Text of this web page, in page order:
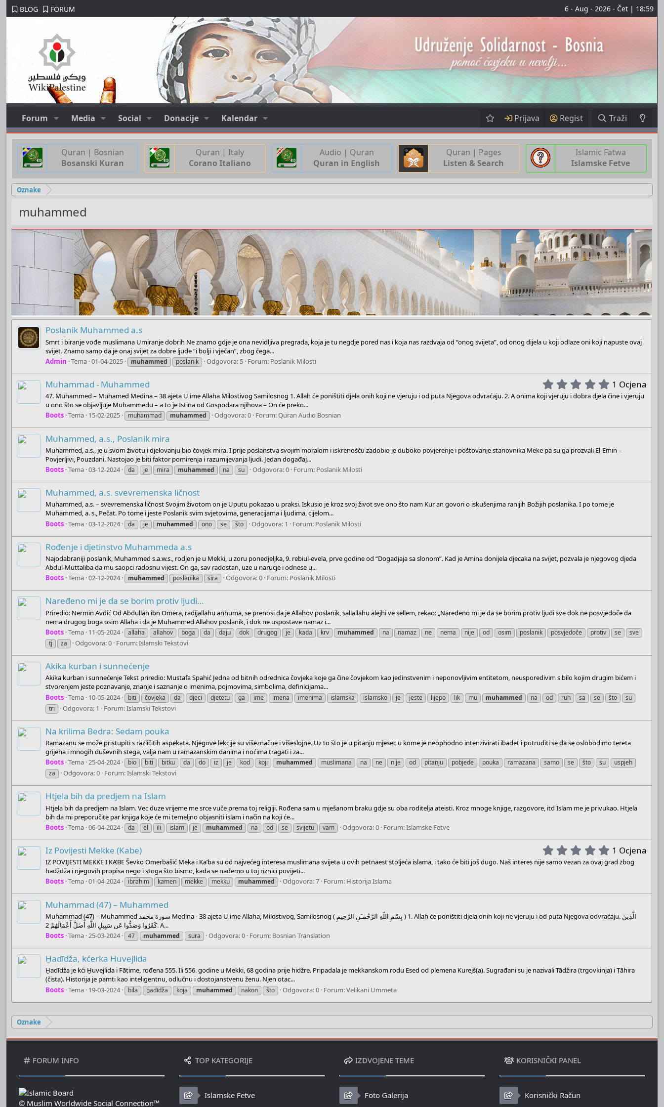
BLOG FORUM 6 - Aug - 2026 - Čet | 18:59
Forum Media Social Donacije Kalendar Prijava Regist Traži
Quran | Bosnian
Bosanski Kuran
Quran | Italy
Corano Italiano
Audio | Quran
Quran in English
Quran | Pages
Listen & Search
Islamic Fatwa
Islamske Fetve
Oznake
muhammed
Poslanik Muhammed a.s
Smrt i biranje vođe muslimana Umiranje dobrih Ne znamo gdje je ona nevidljiva pregrada, koja je tu negdje pored nas i koja nas razdvaja od “onog svijeta”, od onog dijela u koji odlaze oni koji napuste ovaj
svijet. Znamo samo da je onaj svijet za dobre ljude “i bolji i vječan”, zbog čega...
Admin Tema 01-04-2025 muhammed poslanik Odgovora: 5 Forum: Poslanik Milosti
Muhammad - Muhammed 5
.
r
)
1 Ocjena
47. Muhammed – Muhamed Medina – 38 ajeta U ime Allaha Milostivog Samilosnog 1. Allah će poništiti djela onih koji ne vjeruju i od puta Njegova odvraćaju. 2. A onima koji vjeruju i dobra djela čine i vjeruju
u ono što se objavljuje Muhammedu – a to je Istina od Gospodara njihova – On će preko...
Boots Tema 15-02-2025 muhammad muhammed Odgovora: 0 Forum:Quran Audio Bosnian
Muhammed, a.s., Poslanik mira
Muhammed, a.s., je u svom životu i djelovanju bio čovjek mira. I prije poslanstva svojim moralom i iskrenošću zadobio je duboko povjerenje i poštovanje stanovnika Meke pa su ga prozvali El-Emin –
Povjerljivi, Pouzdani. Nastojao je biti faktor pomirenja i razumijevanja ljudi. Jedan događaj...
Boots Tema 03-12-2024 da je mira muhammed na su Odgovora: 0 Forum: Poslanik Milosti
Muhammed, a.s. svevremenska ličnost
Muhammed, a.s. – svevremenska ličnost Svojim životom on je Uputu pokazao u praksi. Iskusio je kroz svoj život sve ono što nam Kur'an govori o iskušenjima ranijih Božijih poslanika. I po tome je
Muhammed, a. s., Pečat. Po tome i jeste Poslanik svim svjetovima, generacijama i ljudima, cijelom...
Boots Tema 03-12-2024 da je muhammed ono se što Odgovora: 1 Forum: Poslanik Milosti
Rođenje i djetinstvo Muhammeda a.s
Najodabraniji poslanik, Muhammed s.a.w.s., rodjen je u Mekki, u zoru ponedjeljka, 9. rebiul-evela, prve godine od “Dogadjaja sa slonom”. Kad je Amina donijela djecaka na svijet, pozvala je njegovog djeda
Abdul-Muttaliba da mu saopci radosnu vijest. On ga, sav radostan, uze u narucje i odnese u...
Boots Tema 02-12-2024 muhammed poslanika sira Odgovora: 0 Forum: Poslanik Milosti
Naređeno mi je da se borim protiv ljudi…
Priredio: Nermin Avdić Od Abdullah ibn Omera, radijallahu anhuma, se prenosi da je Allahov poslanik, sallallahu alejhi ve sellem, rekao: „Naređeno mi je da se borim protiv ljudi sve dok ne posvjedoče da
nema drugog boga osim Allaha i da je Muhammed Allahov poslanik, i dok ne uspostave namaz i...
Boots Tema 11-05-2024 allaha allahov boga da daju dok drugog je kada krv muhammed na namaz ne nema nije od osim poslanik posvjedoče protiv se
sve
tj
za Odgovora: 0 Forum:Islamski Tekstovi
Akika kurban i sunnećenje
Akika kurban i sunnećenje Tekst priredio: Mustafa Spahić Jedna od bitnih odrednica čovjeka koje ga čine čovjekom kao jedinstvenim i neponovljivim entitetom, neusporedivim s bilo kojim drugim bićem i
stvorenjem jeste poznavanje, znanje i saznanje o imenima, pojmovima, simbolima, definicijama...
Boots Tema 10-05-2024 biti čovjeka da djeci djetetu ga ime imena imenima islamska islamsko je jeste lijepo lik mu muhammed na od ruh sa se što
su
tri
Odgovora: 1 Forum:Islamski Tekstovi
Na krilima Bedra: Sedam pouka
Ramazanu se može pristupiti s različitih aspekata. Njegove lekcije su višeznačne i višeslojne. Uz to što je u pitanju mjesec u kome je neophodno intenzivirati ibadet i potruditi se da se oslobodimo tereta
grijeha i mnogih duševnih stega, valja nam u ramazanskim danima i noćima tragati i za...
Boots Tema 25-04-2024 bio biti bitku da do iz je kod koji muhammed muslimana na ne nije od pitanju pobjede pouka ramazana samo se što su
uspjeh
za
Odgovora: 0 Forum:Islamski Tekstovi
Htjela bih da predjem na Islam
Htjela bih da predjem na Islam. Vec duze vrijeme me srce vuče prema toj religiji. Rođena sam u mješanom braku gdje su oba roditelja ateisti. Kroz mnoge knjige, razgovore, itd Islam me je privukao. Htjela
bih da mi preporučite par knjiga koje će mi temeljno objasniti islam i način na koji će...
Boots Tema 06-04-2024 da el ili islam je muhammed na od se svijetu vam Odgovora: 0 Forum:Islamske Fetve
Iz Povijesti Mekke (Kabe) 5
.
r
)
1 Ocjena
IZ POVIJESTI MEKKE I KA’BE Ševko Omerbašić Meka i Ka’ba su od najvećeg interesa muslimana svijeta u ovih petnaest stoljeća islama, i tako će biti još dugo. Naš interes nije samo vezan za ovaj grad zbog
hadždža i njegovih propisa nego i stoga što bismo, kada se nađemo u toj riznici povijeti...
Boots Tema 01-04-2024 ibrahim kamen mekke mekku muhammed Odgovora: 7 Forum: Historija Islama
Muhammad (47) – Muhammed
Muhammad (47) – Muhammed سورة محمد Medina - 38 ajeta U ime Allaha, Milostivog, Samilosnog ( بِسْمِ اللّهِ الرَّحْمـَنِ الرَّحِيمِ ) 1. Allah će poništiti djela onih koji ne vjeruju i od puta Njegova odvraćaju. الَّذِينَ
كَفَرُوا وَصَدُّوا عَن سَبِيلِ اللَّهِ أَضَلَّ أَعْمَالَهُمْ 2. A...
Boots Tema 25-03-2024 47 muhammed sura Odgovora: 0 Forum: Bosnian Translation
Ḫadīdža, kćerka Huvejlida
Ḫadīdža je kći Ḫuvejlida i Fāṭime, rođena 555. Ili 556. godine u Mekki, 68 godina prije hidžre. Pripadala je mekkanskom rodu Esed od plemena Kurejš(a). Sugrađani su je nazivali Tādžira (trgovkinja) i Ṭāhira
(čista). Historija je pamti kao inteligentnu, odlučnu i dostojanstvenu ženu. Njen otac...
Boots Tema 19-03-2024 bila ḫadīdža koja muhammed nakon što Odgovora: 0 Forum:Velikani Ummeta
Oznake
FORUM INFO
© Muslim Worldwide Social Connection™
TOP KATEGORIJE
Islamske Fetve
IZDVOJENE TEME
Foto Galerija
KORISNIČKI PANEL
Korisnički Račun